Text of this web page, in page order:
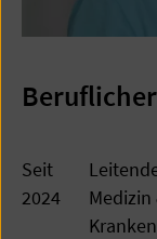
Seit
2024